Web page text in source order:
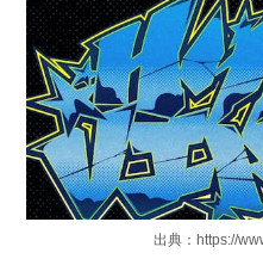
出典：https://